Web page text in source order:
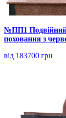
№ПП1 Подвійний
поховання з
від 183700 грн